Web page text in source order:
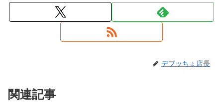
デブッちょ店長
関連記事